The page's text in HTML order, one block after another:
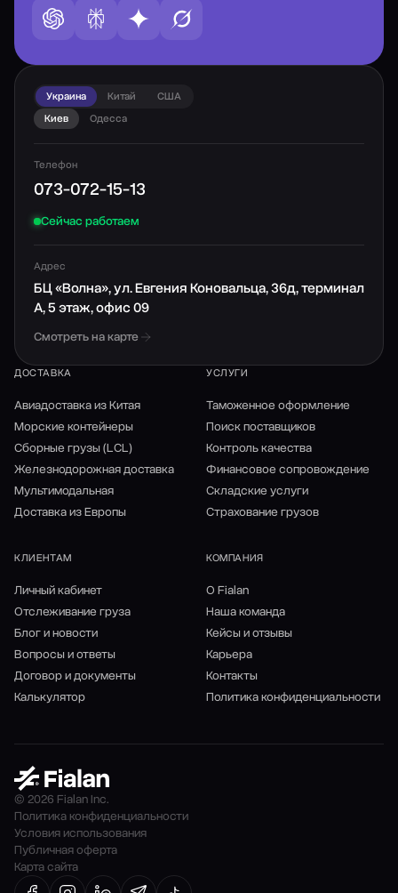
Украина Китай
США
Киев
Одесса
Телефон
073-072-15-13
Сейчас работаем
Адрес
БЦ «Волна», ул. Евгения Коновальца, 36д, терминал
А, 5 этаж, офис 09
Смотреть на карте
ДОСТАВКА
Авиадоставка из Китая
Морские контейнеры
Сборные грузы (LCL)
Железнодорожная доставка
Мультимодальная
Доставка из Европы
УСЛУГИ
Таможенное оформление
Поиск поставщиков
Контроль качества
Финансовое сопровождение
Складские услуги
Страхование грузов
КЛИЕНТАМ
Личный кабинет
Отслеживание груза
Блог и новости
Вопросы и ответы
Договор и документы
Калькулятор
КОМПАНИЯ
О Fialan
Наша команда
Кейсы и отзывы
Карьера
Контакты
Политика конфиденциальности
© 2026 Fialan Inc.
Политика конфиденциальности
Условия использования
Публичная оферта
Карта сайта